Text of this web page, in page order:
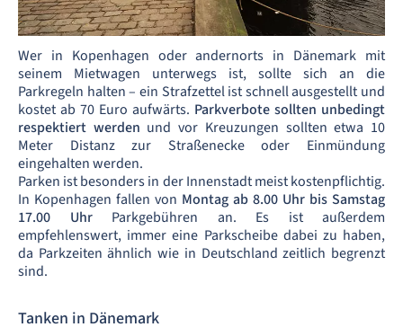
Wer in Kopenhagen oder andernorts in Dänemark mit
seinem Mietwagen unterwegs ist, sollte sich an die
Parkregeln halten – ein Strafzettel ist schnell ausgestellt und
kostet ab 70 Euro aufwärts. Parkverbote sollten unbedingt
respektiert werden und vor Kreuzungen sollten etwa 10
Meter Distanz zur Straßenecke oder Einmündung
eingehalten werden.
Parken ist besonders in der Innenstadt meist kostenpflichtig.
In Kopenhagen fallen von Montag ab 8.00 Uhr bis Samstag
17.00 UhrParkgebühren an. Es ist außerdem
empfehlenswert, immer eine Parkscheibe dabei zu haben,
da Parkzeiten ähnlich wie in Deutschland zeitlich begrenzt
sind.
Tanken in Dänemark